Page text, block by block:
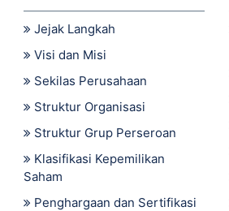
Jejak Langkah
Visi dan Misi
Sekilas Perusahaan
Struktur Organisasi
Struktur Grup Perseroan
Klasifikasi Kepemilikan
Saham
Penghargaan dan Sertifikasi